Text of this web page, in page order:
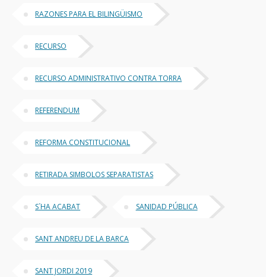
RAZONES PARA EL BILINGÜISMO
RECURSO
RECURSO ADMINISTRATIVO CONTRA TORRA
REFERENDUM
REFORMA CONSTITUCIONAL
RETIRADA SIMBOLOS SEPARATISTAS
S´HA ACABAT SANIDAD PÚBLICA
SANT ANDREU DE LA BARCA
SANT JORDI 2019